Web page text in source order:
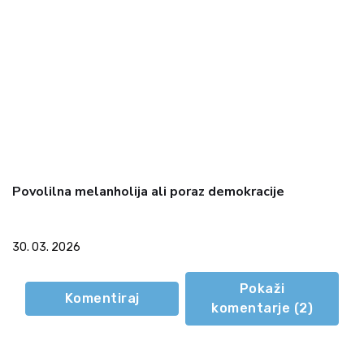
Povolilna melanholija ali poraz demokracije
30. 03. 2026
Komentiraj
Pokaži
komentarje (2)